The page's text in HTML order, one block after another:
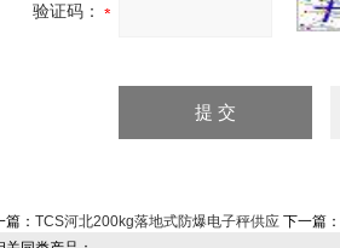
验证码：
篇： TCS河北200kg落地式防爆电子秤供应 下一篇：